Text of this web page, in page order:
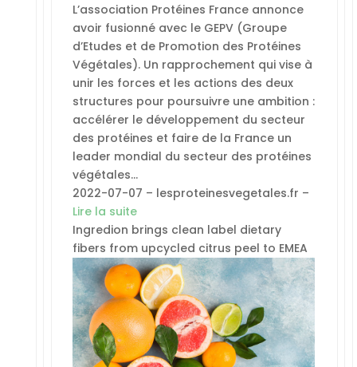
L’association Protéines France annonce
avoir fusionné avec le GEPV (Groupe
d’Etudes et de Promotion des Protéines
Végétales). Un rapprochement qui vise à
unir les forces et les actions des deux
structures pour poursuivre une ambition :
accélérer le développement du secteur
des protéines et faire de la France un
leader mondial du secteur des protéines
végétales…
2022-07-07 – lesproteinesvegetales.fr –
Lire la suite
Ingredion brings clean label dietary
fibers from upcycled citrus peel to EMEA